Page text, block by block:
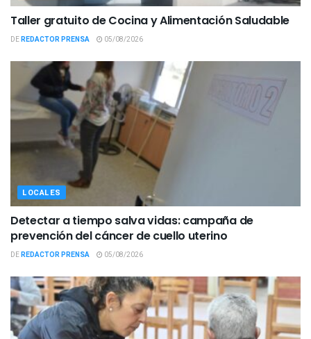
Taller gratuito de Cocina y Alimentación Saludable
DEREDACTOR PRENSA 05/08/2026
LOCALES
Detectar a tiempo salva vidas: campaña de
prevención del cáncer de cuello uterino
DEREDACTOR PRENSA 05/08/2026